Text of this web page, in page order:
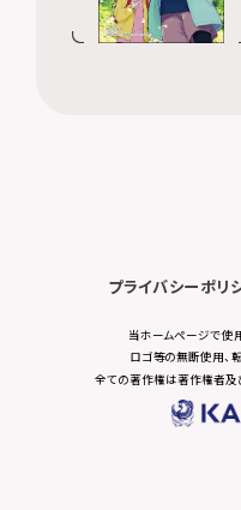
プライバシーポリ
当ホームページで使用
ロゴ等の無断使用、
全ての著作権は著作権者及